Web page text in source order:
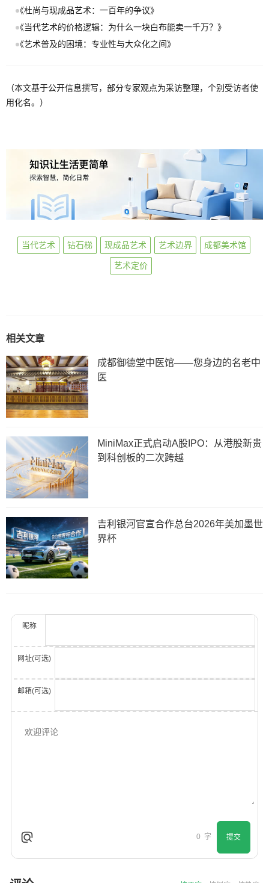
《杜尚与现成品艺术：一百年的争议》
《当代艺术的价格逻辑：为什么一块白布能卖一千万？》
《艺术普及的困境：专业性与大众化之间》
（本文基于公开信息撰写，部分专家观点为采访整理，个别受访者使
用化名。）
当代艺术 钻石梯 现成品艺术 艺术边界 成都美术馆
艺术定价
相关文章
成都御德堂中医馆——您身边的名老中
医
MiniMax正式启动A股IPO：从港股新贵
到科创板的二次跨越
吉利银河官宣合作总台2026年美加墨世
界杯
昵称
网址(可选)
邮箱(可选)
0 字 提交